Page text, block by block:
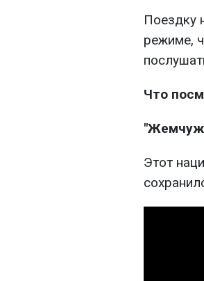
Поездку
режиме,
Что
Этот